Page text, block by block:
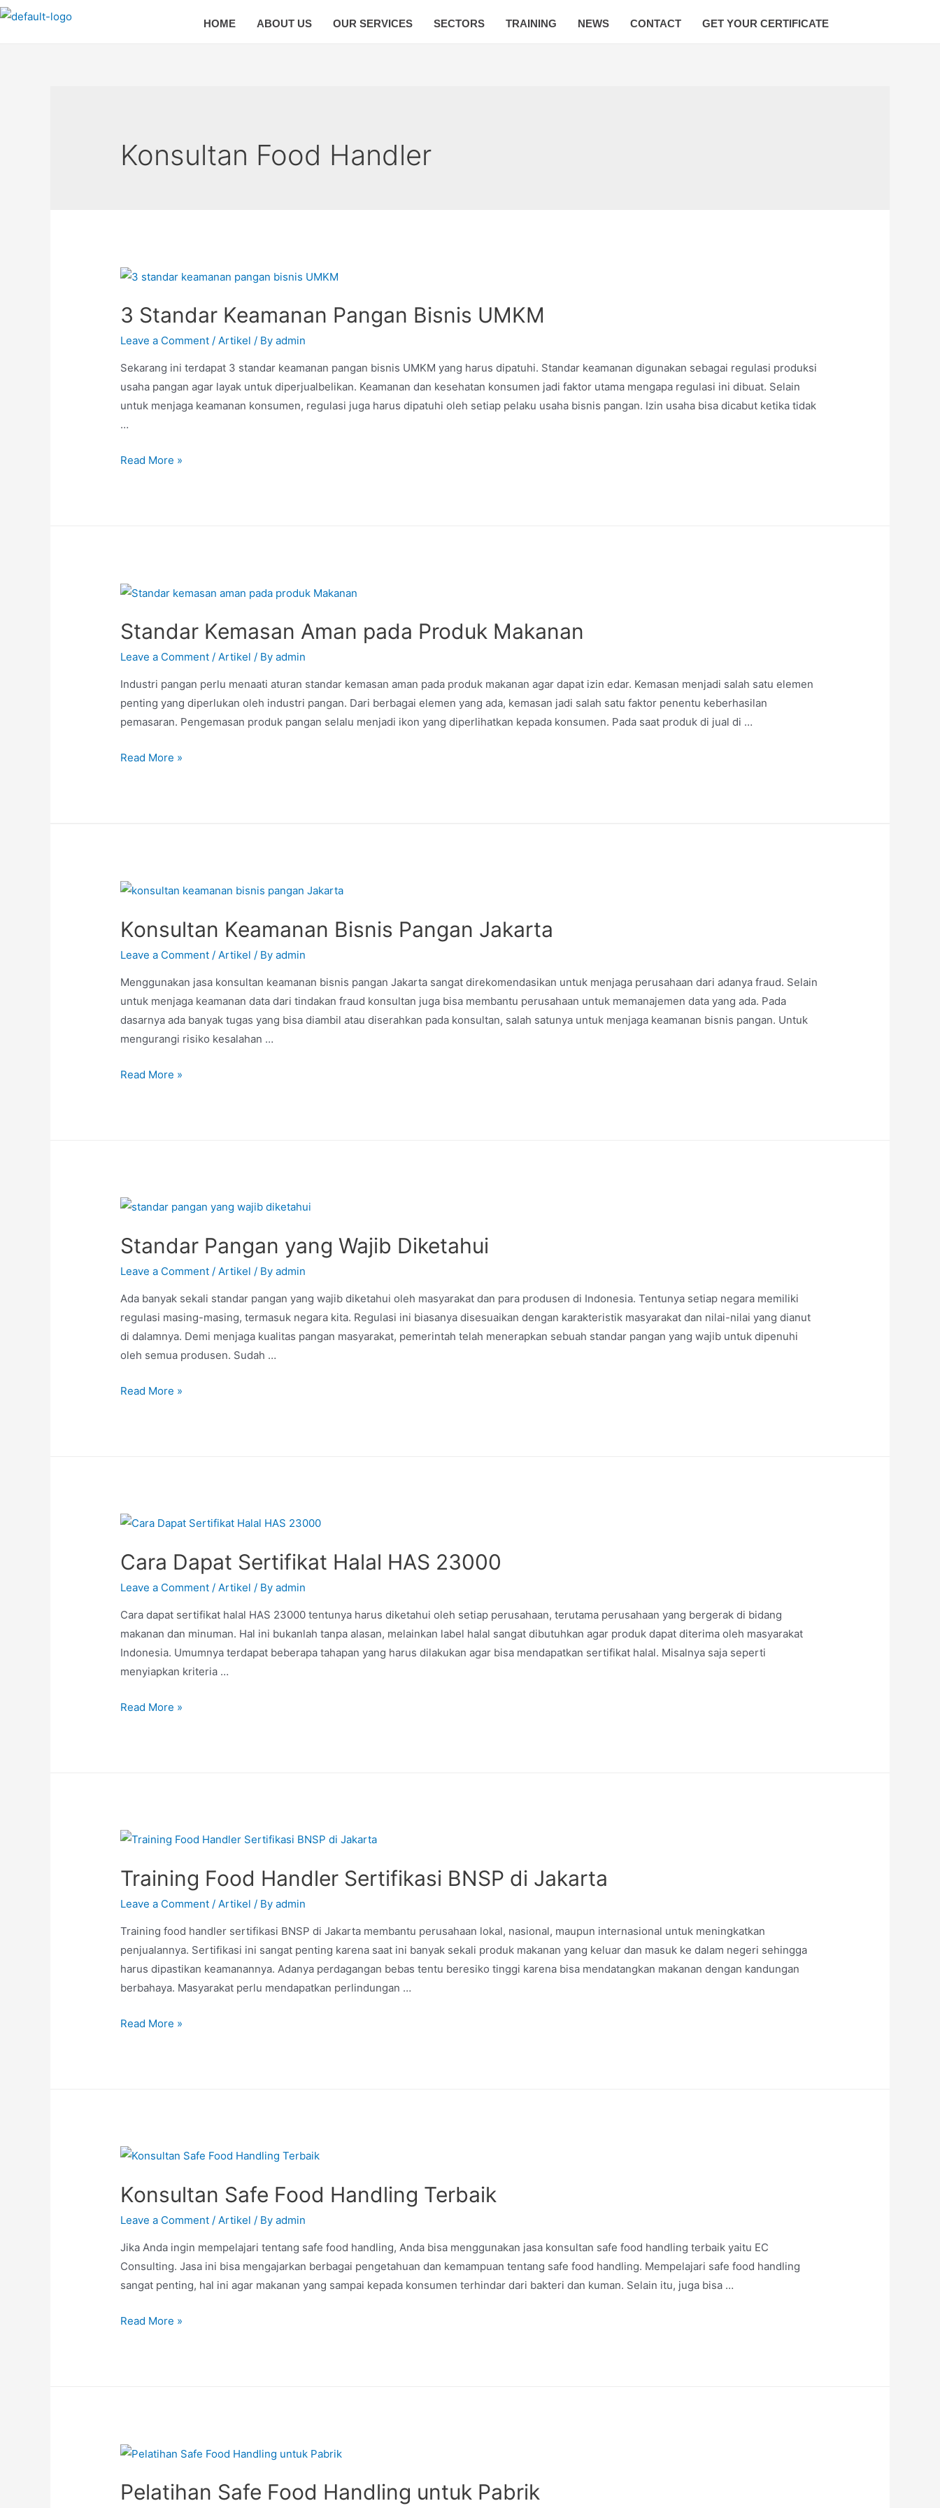
HOME ABOUT US OUR SERVICES SECTORS TRAINING NEWS CONTACT GET YOUR CERTIFICATE
Konsultan Food Handler
3 Standar Keamanan Pangan Bisnis UMKM
Leave a Comment /Artikel / Byadmin
Sekarang ini terdapat 3 standar keamanan pangan bisnis UMKM yang harus dipatuhi. Standar keamanan digunakan sebagai regulasi produksi
usaha pangan agar layak untuk diperjualbelikan. Keamanan dan kesehatan konsumen jadi faktor utama mengapa regulasi ini dibuat. Selain
untuk menjaga keamanan konsumen, regulasi juga harus dipatuhi oleh setiap pelaku usaha bisnis pangan. Izin usaha bisa dicabut ketika tidak
…
Read More »
Standar Kemasan Aman pada Produk Makanan
Leave a Comment /Artikel / Byadmin
Industri pangan perlu menaati aturan standar kemasan aman pada produk makanan agar dapat izin edar. Kemasan menjadi salah satu elemen
penting yang diperlukan oleh industri pangan. Dari berbagai elemen yang ada, kemasan jadi salah satu faktor penentu keberhasilan
pemasaran. Pengemasan produk pangan selalu menjadi ikon yang diperlihatkan kepada konsumen. Pada saat produk di jual di …
Read More »
Konsultan Keamanan Bisnis Pangan Jakarta
Leave a Comment / Artikel / Byadmin
Menggunakan jasa konsultan keamanan bisnis pangan Jakarta sangat direkomendasikan untuk menjaga perusahaan dari adanya fraud. Selain
untuk menjaga keamanan data dari tindakan fraud konsultan juga bisa membantu perusahaan untuk memanajemen data yang ada. Pada
dasarnya ada banyak tugas yang bisa diambil atau diserahkan pada konsultan, salah satunya untuk menjaga keamanan bisnis pangan. Untuk
mengurangi risiko kesalahan …
Read More »
Standar Pangan yang Wajib Diketahui
Leave a Comment / Artikel / Byadmin
Ada banyak sekali standar pangan yang wajib diketahui oleh masyarakat dan para produsen di Indonesia. Tentunya setiap negara memiliki
regulasi masing-masing, termasuk negara kita. Regulasi ini biasanya disesuaikan dengan karakteristik masyarakat dan nilai-nilai yang dianut
di dalamnya. Demi menjaga kualitas pangan masyarakat, pemerintah telah menerapkan sebuah standar pangan yang wajib untuk dipenuhi
oleh semua produsen. Sudah …
Read More »
Cara Dapat Sertifikat Halal HAS 23000
Leave a Comment / Artikel / Byadmin
Cara dapat sertifikat halal HAS 23000 tentunya harus diketahui oleh setiap perusahaan, terutama perusahaan yang bergerak di bidang
makanan dan minuman. Hal ini bukanlah tanpa alasan, melainkan label halal sangat dibutuhkan agar produk dapat diterima oleh masyarakat
Indonesia. Umumnya terdapat beberapa tahapan yang harus dilakukan agar bisa mendapatkan sertifikat halal. Misalnya saja seperti
menyiapkan kriteria …
Read More »
Training Food Handler Sertifikasi BNSP di Jakarta
Leave a Comment /Artikel / Byadmin
Training food handler sertifikasi BNSP di Jakarta membantu perusahaan lokal, nasional, maupun internasional untuk meningkatkan
penjualannya. Sertifikasi ini sangat penting karena saat ini banyak sekali produk makanan yang keluar dan masuk ke dalam negeri sehingga
harus dipastikan keamanannya. Adanya perdagangan bebas tentu beresiko tinggi karena bisa mendatangkan makanan dengan kandungan
berbahaya. Masyarakat perlu mendapatkan perlindungan …
Read More »
Konsultan Safe Food Handling Terbaik
Leave a Comment /Artikel / Byadmin
Jika Anda ingin mempelajari tentang safe food handling, Anda bisa menggunakan jasa konsultan safe food handling terbaik yaitu EC
Consulting. Jasa ini bisa mengajarkan berbagai pengetahuan dan kemampuan tentang safe food handling. Mempelajari safe food handling
sangat penting, hal ini agar makanan yang sampai kepada konsumen terhindar dari bakteri dan kuman. Selain itu, juga bisa …
Read More »
Pelatihan Safe Food Handling untuk Pabrik